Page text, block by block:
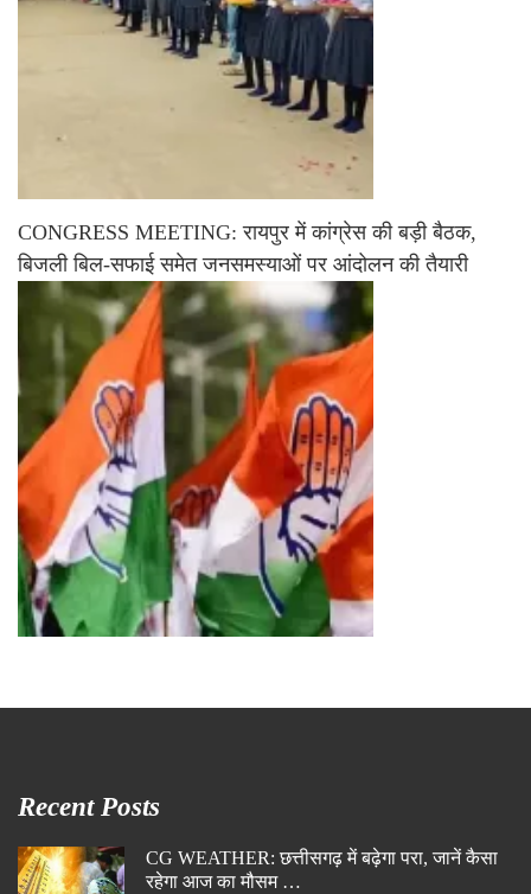
CONGRESS MEETING: रायपुर में कांग्रेस की बड़ी बैठक,
बिजली बिल-सफाई समेत जनसमस्याओं पर आंदोलन की तैयारी
Recent Posts
CG WEATHER: छत्तीसगढ़ में बढ़ेगा परा, जानें कैसा
रहेगा आज का मौसम …